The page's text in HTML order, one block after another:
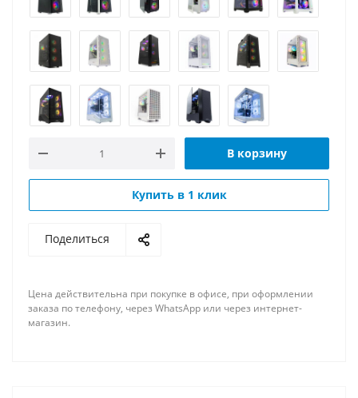
В корзину
Купить в 1 клик
Поделиться
Цена действительна при покупке в офисе, при оформлении
заказа по телефону, через WhatsApp или через интернет-
магазин.